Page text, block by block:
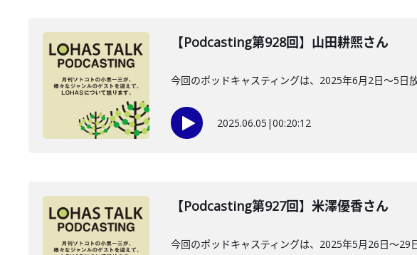
【Podcasting第928回】山田耕熙さん
今回のポッドキャスティングは、2025年6月2日〜5日
2025.06.05 |00:20:12
【Podcasting第927回】米澤優香さん
今回のポッドキャスティングは、2025年5月26日〜29